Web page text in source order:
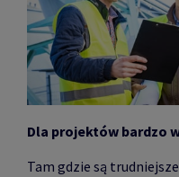
Dla projektów bardzo
Tam gdzie są